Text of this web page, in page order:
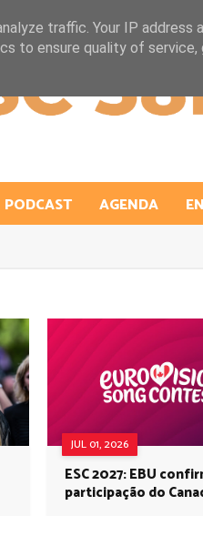
PODCAST AGENDA
JUL 01, 2026
ESC 2027: EBU
participação do
traffic. Your IP address
to ensure quality of service,